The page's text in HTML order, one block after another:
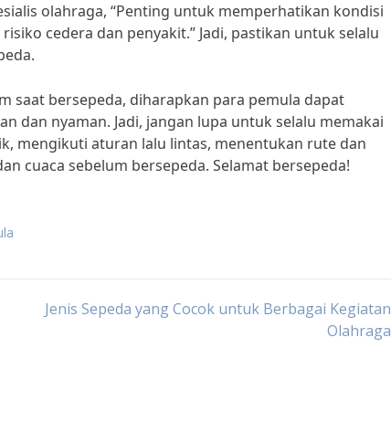
olahraga, “Penting untuk memperhatikan kondisi
cedera dan penyakit.” Jadi, pastikan untuk selalu
saat bersepeda, diharapkan para pemula dapat
dan nyaman. Jadi, jangan lupa untuk selalu memakai
mengikuti aturan lalu lintas, menentukan rute dan
cuaca sebelum bersepeda. Selamat bersepeda!
Jenis Sepeda yang Cocok untuk Berbagai Kegiatan
Olahraga